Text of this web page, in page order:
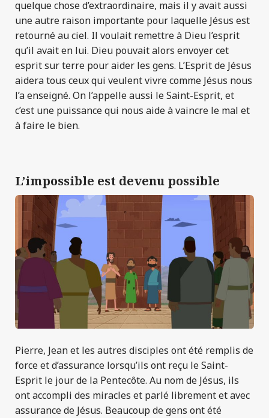
quelque chose d’extraordinaire, mais il y avait aussi
une autre raison importante pour laquelle Jésus est
retourné au ciel. Il voulait remettre à Dieu l’esprit
qu’il avait en lui. Dieu pouvait alors envoyer cet
esprit sur terre pour aider les gens. L’Esprit de Jésus
aidera tous ceux qui veulent vivre comme Jésus nous
l’a enseigné. On l’appelle aussi le Saint-Esprit, et
c’est une puissance qui nous aide à vaincre le mal et
à faire le bien.
L’impossible est devenu possible
Pierre, Jean et les autres disciples ont été remplis de
force et d’assurance lorsqu’ils ont reçu le Saint-
Esprit le jour de la Pentecôte. Au nom de Jésus, ils
ont accompli des miracles et parlé librement et avec
assurance de Jésus. Beaucoup de gens ont été